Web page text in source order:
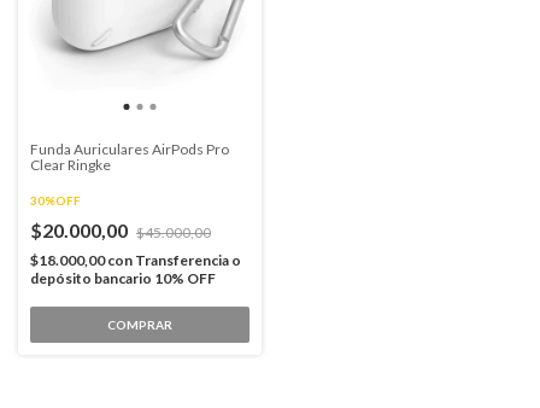
Funda Auriculares AirPods Pro
Clear Ringke
30%OFF
$20.000,00 $45.000,00
$18.000,00con Transferencia o
depósito bancario 10% OFF